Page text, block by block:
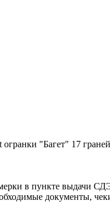
огранки "Багет" 17
в пункте выдачи
документы,